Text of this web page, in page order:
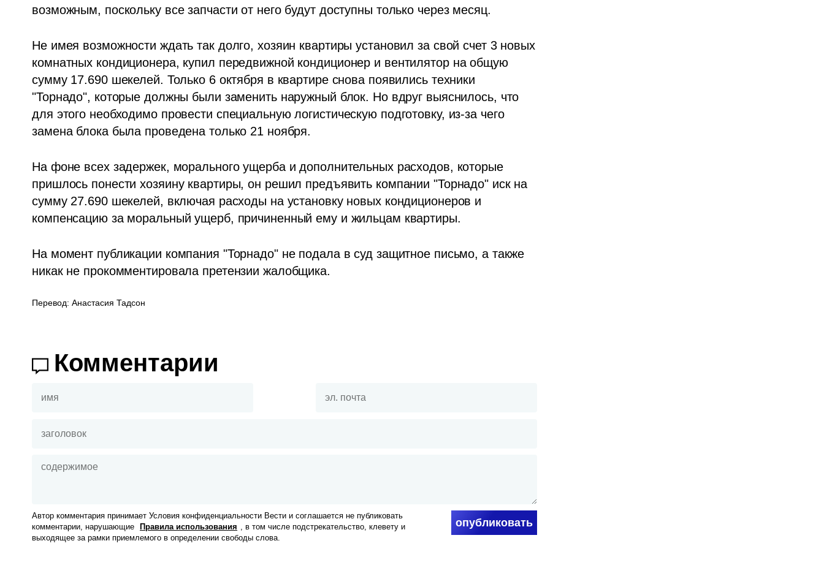
возможным, поскольку все запчасти от него будут доступны только через месяц.
Не имея возможности ждать так долго, хозяин квартиры установил за свой счет 3 новых
комнатных кондиционера, купил передвижной кондиционер и вентилятор на общую
сумму 17.690 шекелей. Только 6 октября в квартире снова появились техники
"Торнадо", которые должны были заменить наружный блок. Но вдруг выяснилось, что
для этого необходимо провести специальную логистическую подготовку, из-за чего
замена блока была проведена только 21 ноября.
На фоне всех задержек, морального ущерба и дополнительных расходов, которые
пришлось понести хозяину квартиры, он решил предъявить компании "Торнадо" иск на
сумму 27.690 шекелей, включая расходы на установку новых кондиционеров и
компенсацию за моральный ущерб, причиненный ему и жильцам квартиры.
На момент публикации компания "Торнадо" не подала в суд защитное письмо, а также
никак не прокомментировала претензии жалобщика.
Перевод: Анастасия Тадсон
Комментарии
Автор комментария принимает Условия конфиденциальности Вести и соглашается не публиковать
комментарии, нарушающие
Правила использования
, в том числе подстрекательство, клевету и
выходящее за рамки приемлемого в определении свободы слова.
опубликовать